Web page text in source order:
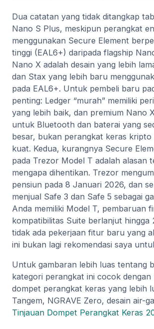
Dua catatan yang tidak ditangkap
Nano S Plus, meskipun perangkat
menggunakan Secure Element
tinggi (EAL6+) daripada flagship
Nano X adalah desain yang lebih
dan Stax yang lebih baru
pada EAL6+. Untuk pembeli baru
penting: Ledger “murah” memiliki
yang lebih baik, dan premium Nano
untuk Bluetooth dan baterai yang
besar, bukan perangkat keras kripto
kuat. Kedua, kurangnya Secure
pada Trezor Model T adalah alasan
mengapa dihentikan. Trezor
pensiun pada 8 Januari 2026, dan
menjual Safe 3 dan Safe 5 sebagai
Anda memiliki Model T, pembaruan
kompatibilitas Suite berlanjut hingga
tidak ada pekerjaan fitur baru yang
ini bukan lagi rekomendasi saya
Untuk gambaran lebih luas tentang
kategori perangkat ini cocok dengan
dompet perangkat keras yang lebih
Tangem, NGRAVE Zero, desain air-
Tinjauan Dompet Perangkat Keras